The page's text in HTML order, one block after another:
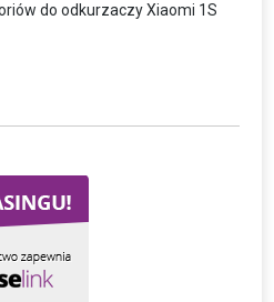
do odkurzaczy Xiaomi 1S